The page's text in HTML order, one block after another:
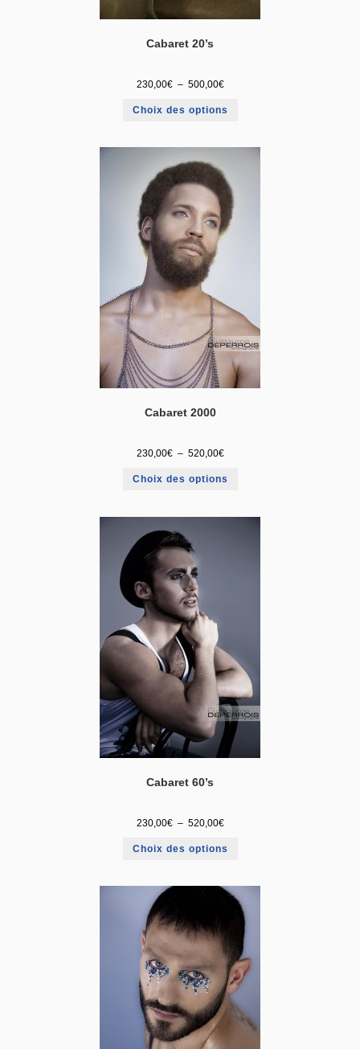
Cabaret 20’s
230,00€ – 500,00€
Choix des options
Cabaret 2000
230,00€ – 520,00€
Choix des options
Cabaret 60’s
230,00€ – 520,00€
Choix des options